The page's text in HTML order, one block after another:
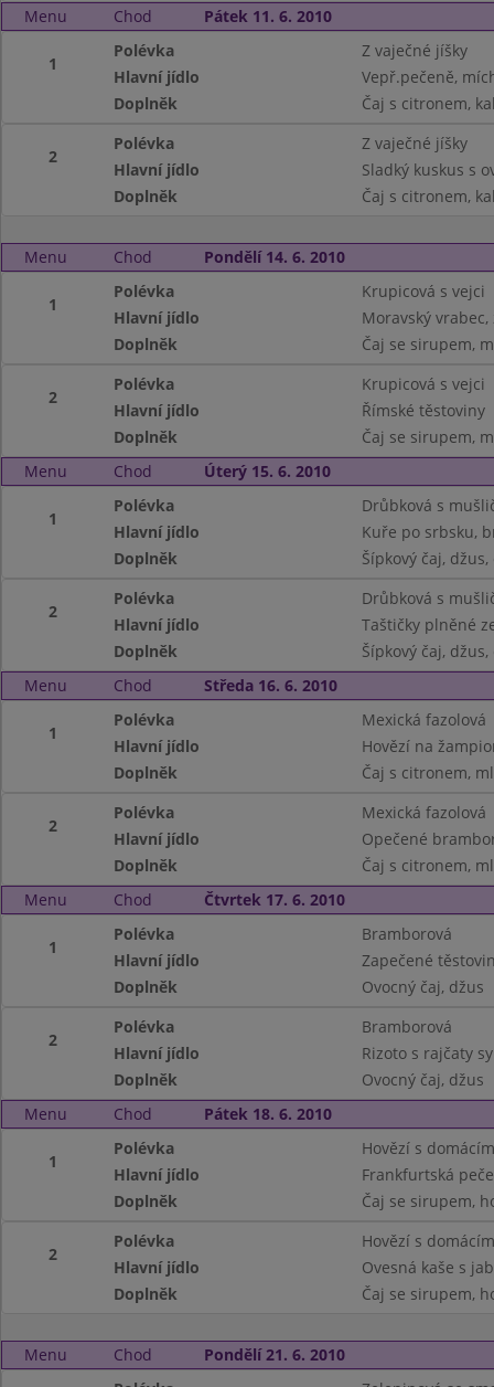
Menu
Chod Pátek 11. 6. 2010
1
Polévka
Z vaječné jíšky
Hlavní jídlo
Vepř.pečeně,
Doplněk
Čaj s citronem,
2
Polévka
Z vaječné jíšky
Hlavní jídlo
Sladký kuskus s
Doplněk
Čaj s citronem,
Menu Chod Pondělí 14. 6. 2010
1
Polévka
Krupicová s vejci
Hlavní jídlo
Moravský
Doplněk
Čaj se sirupem,
2
Polévka
Krupicová s vejci
Hlavní jídlo
Římské těstoviny
Doplněk
Čaj se sirupem,
Menu
Chod Úterý 15. 6. 2010
1
Polévka
Drůbková s
Hlavní jídlo
Kuře po srbsku,
Doplněk
Šípkový čaj, džus,
2
Polévka
Drůbková s
Hlavní jídlo
Taštičky plněné
Doplněk
Šípkový čaj, džus,
Menu
Chod Středa 16. 6. 2010
1
Polévka
Mexická fazolová
Hlavní jídlo
Hovězí na
Doplněk
Čaj s citronem,
2
Polévka
Mexická fazolová
Hlavní jídlo
Opečené
Doplněk
Čaj s citronem,
Menu
Chod Čtvrtek 17. 6. 2010
1
Polévka
Bramborová
Hlavní jídlo
Zapečené
Doplněk
Ovocný čaj, džus
2
Polévka
Bramborová
Hlavní jídlo
Rizoto s rajčaty
Doplněk
Ovocný čaj, džus
Menu
Chod Pátek 18. 6. 2010
1
Polévka
Hovězí s
Hlavní jídlo
Frankfurtská
Doplněk
Čaj se sirupem,
2
Polévka
Hovězí s
Hlavní jídlo
Ovesná kaše s
Doplněk
Čaj se sirupem,
Menu Chod
Pondělí 21. 6. 2010